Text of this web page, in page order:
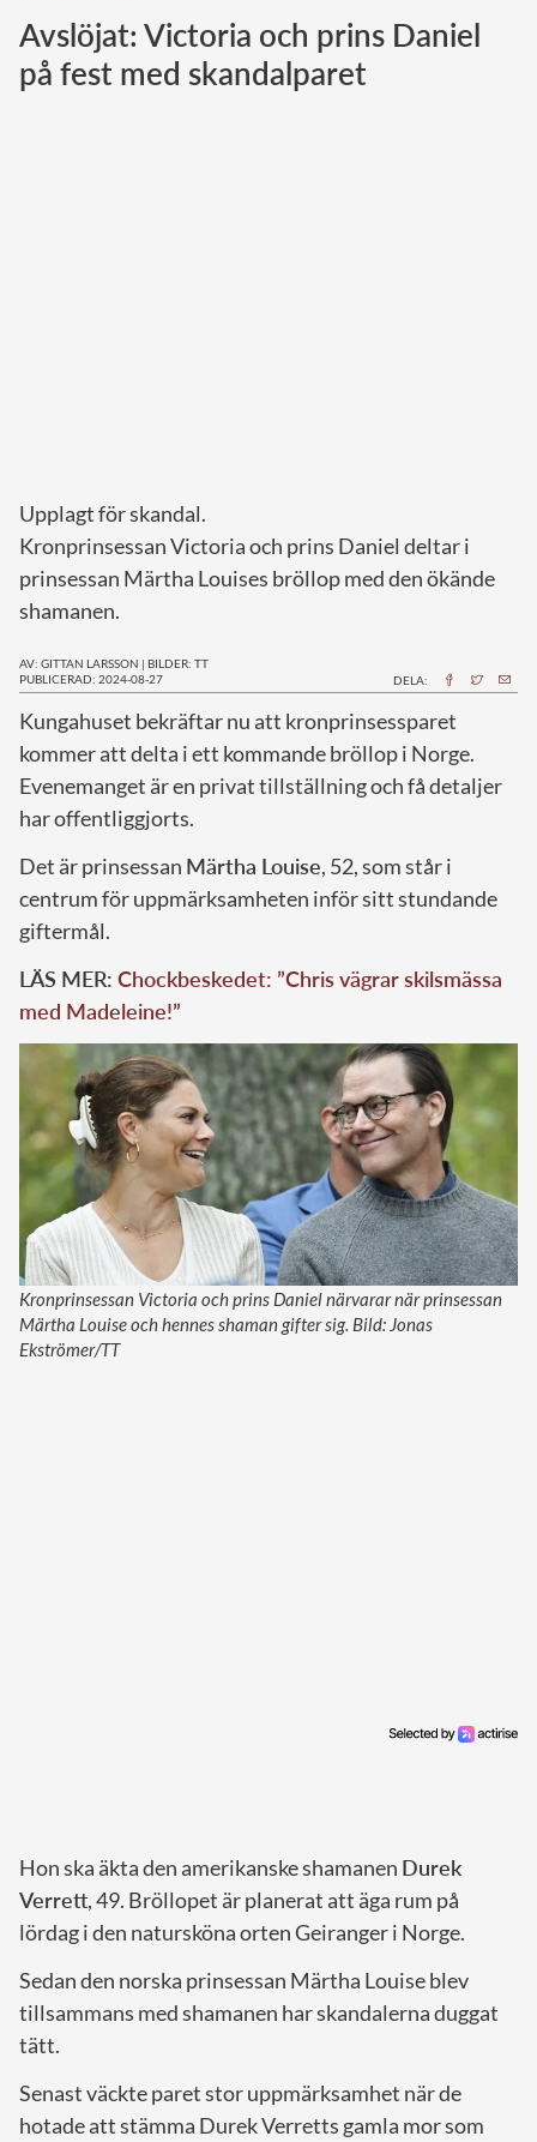
Norska kungahuset
Danska kungahuset
Avslöjat: Victoria och prins Daniel
på fest med skandalparet
Upplagt för skandal.
Kronprinsessan Victoria och prins Daniel deltar i
prinsessan Märtha Louises bröllop med den ökände
shamanen.
AV: GITTAN LARSSON | BILDER: TT
PUBLICERAD: 2024-08-27
DELA:
Kungahuset bekräftar nu att kronprinsessparet
kommer att delta i ett kommande bröllop i Norge.
Evenemanget är en privat tillställning och få detaljer
har offentliggjorts.
Det är prinsessan Märtha Louise, 52, som står i
centrum för uppmärksamheten inför sitt stundande
giftermål.
LÄS MER: Chockbeskedet: ”Chris vägrar skilsmässa
med Madeleine!”
Kronprinsessan Victoria och prins Daniel närvarar när prinsessan
Märtha Louise och hennes shaman gifter sig. Bild: Jonas
Ekströmer/TT
Hon ska äkta den amerikanske shamanen Durek
Verrett, 49. Bröllopet är planerat att äga rum på
lördag i den natursköna orten Geiranger i Norge.
Sedan den norska prinsessan Märtha Louise blev
tillsammans med shamanen har skandalerna duggat
tätt.
Senast väckte paret stor uppmärksamhet när de
hotade att stämma Durek Verretts gamla mor som